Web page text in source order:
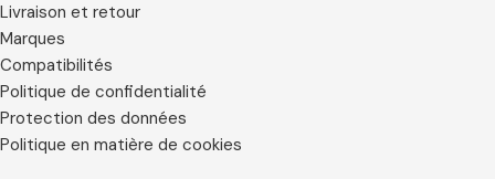
Livraison et retour
Marques
Compatibilités
Politique de confidentialité
Protection des données
Politique en matière de cookies